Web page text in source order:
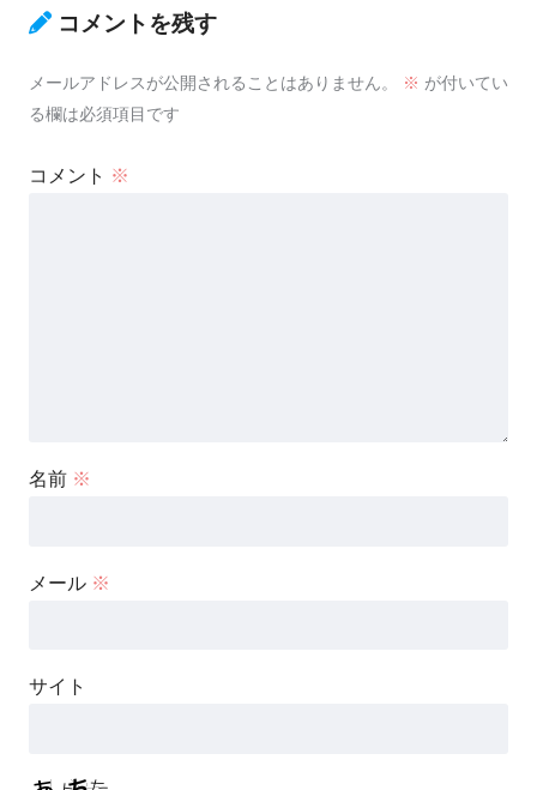
コメントを残す
メールアドレスが公開されることはありません。 ※ が付いてい
る欄は必須項目です
コメント ※
名前 ※
メール ※
サイト